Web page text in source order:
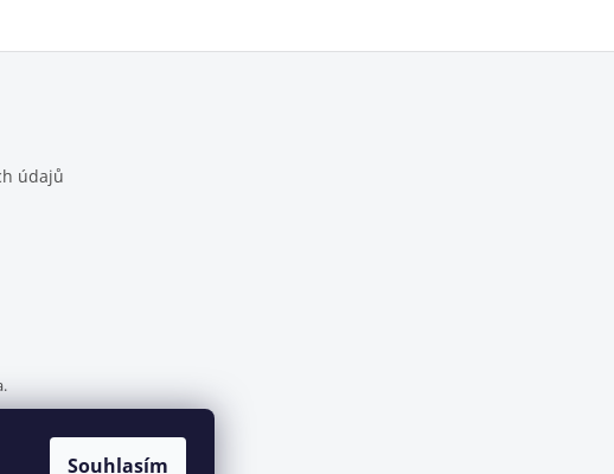
Souhlasím
údajů